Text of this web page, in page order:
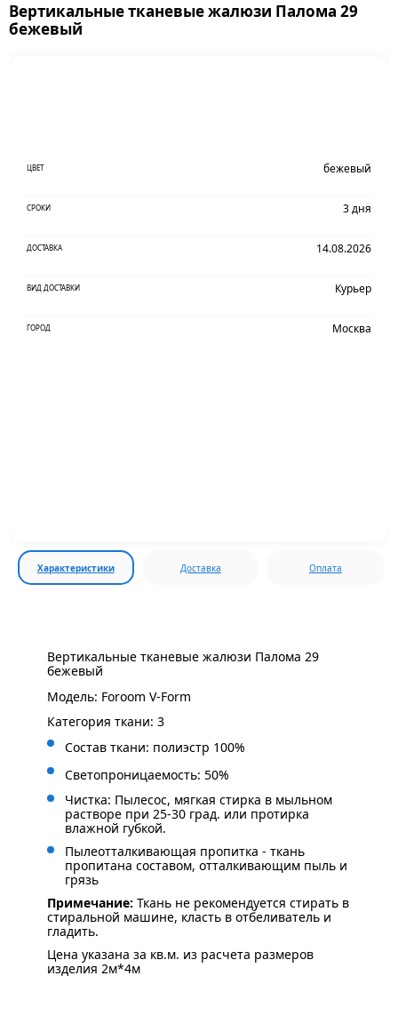
Вертикальные тканевые жалюзи Палома 29
бежевый
ЦВЕТ бежевый
СРОКИ 3 дня
ДОСТАВКА 14.08.2026
ВИД ДОСТАВКИ Курьер
ГОРОД Москва
Характеристики Доставка Оплата
Вертикальные тканевые жалюзи Палома 29
бежевый
Модель: Foroom V-Form
Категория ткани: 3
Состав ткани: полиэстр 100%
Светопроницаемость: 50%
Чистка: Пылесос, мягкая стирка в мыльном
растворе при 25-30 град. или протирка
влажной губкой.
Пылеотталкивающая пропитка - ткань
пропитана составом, отталкивающим пыль и
грязь
Примечание: Ткань не рекомендуется стирать в
стиральной машине, класть в отбеливатель и
гладить.
Цена указана за кв.м. из расчета размеров
изделия 2м*4м